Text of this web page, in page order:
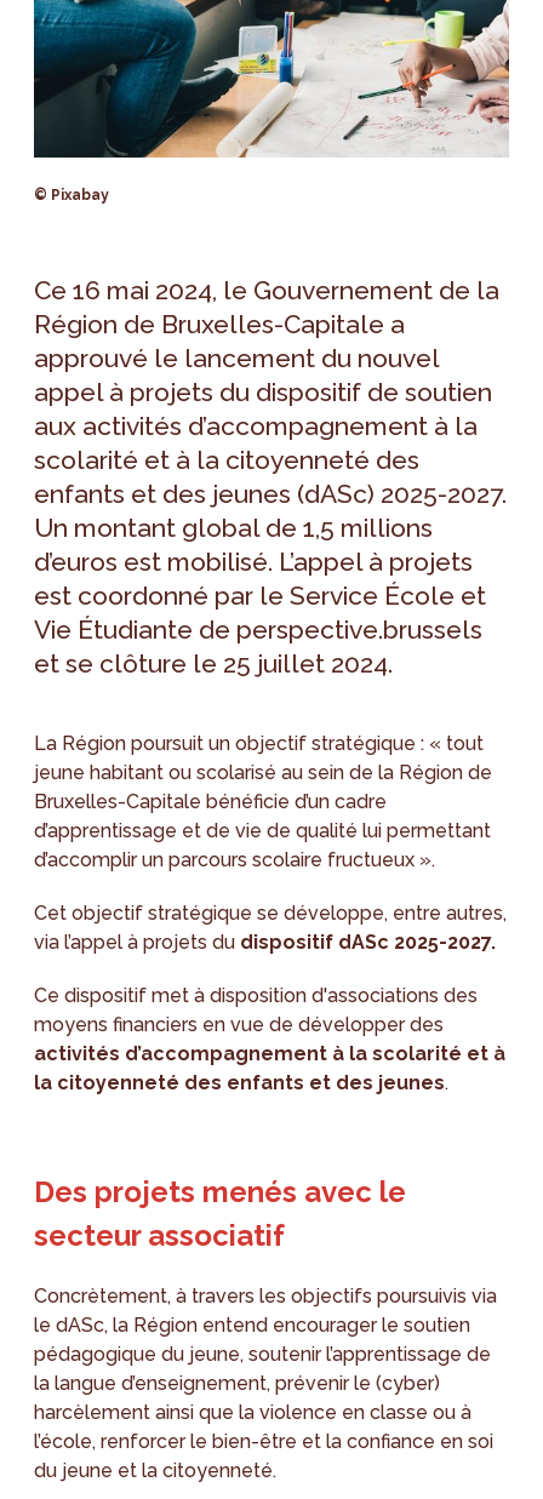
© Pixabay
Ce 16 mai 2024, le Gouvernement de la
Région de Bruxelles-Capitale a
approuvé le lancement du nouvel
appel à projets du dispositif de soutien
aux activités d’accompagnement à la
scolarité et à la citoyenneté des
enfants et des jeunes (dASc) 2025-2027.
Un montant global de 1,5 millions
d’euros est mobilisé. L’appel à projets
est coordonné par le Service École et
Vie Étudiante de perspective.brussels
et se clôture le 25 juillet 2024.
La Région poursuit un objectif stratégique : « tout
jeune habitant ou scolarisé au sein de la Région de
Bruxelles-Capitale bénéficie d’un cadre
d’apprentissage et de vie de qualité lui permettant
d’accomplir un parcours scolaire fructueux ».
Cet objectif stratégique se développe, entre autres,
via l’appel à projets du dispositif dASc 2025-2027.
Ce dispositif met à disposition d'associations des
moyens financiers en vue de développer des
activités d’accompagnement à la scolarité et à
la citoyenneté des enfants et des jeunes.
Des projets menés avec le
secteur associatif
Concrètement, à travers les objectifs poursuivis via
le dASc, la Région entend encourager le soutien
pédagogique du jeune, soutenir l’apprentissage de
la langue d’enseignement, prévenir le (cyber)
harcèlement ainsi que la violence en classe ou à
l’école, renforcer le bien-être et la confiance en soi
du jeune et la citoyenneté.